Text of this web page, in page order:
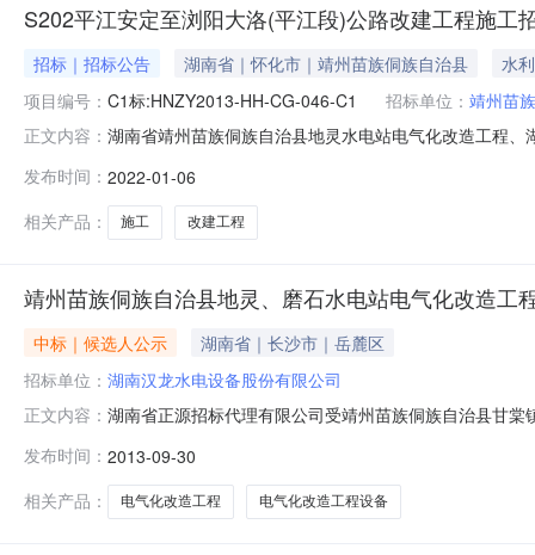
S202平江安定至浏阳大洛(平江段)公路改建工程施工
招标｜招标公告 湖南省｜怀化市｜靖州苗族侗族自治县
水
项目编号： C1标:HNZY2013-HH-CG-046-C1 招标单位： 靖州苗
正文内容： 湖南省靖州苗族侗族自治县地灵水电站电气化改造工程
分别为靖州苗族侗族自治县甘棠镇水利工作站、靖州苗
试及服务
发布时间： 2022-01-06
相关产品：
施工 改建工程
靖州苗族侗族自治县地灵、磨石水电站电气化改造工
中标｜候选人公示
湖南省｜长沙市｜岳麓区
招标单位： 湖南汉龙水电设备股份有限公司
正文内容： 湖南省正源招标代理有限公司受靖州苗族侗族自治县甘
高低排名公示如下:C1标靖州苗族侗族自治县地灵水电站
自治县磨石
发布时间： 2013-09-30
相关产品：
电气化改造工程 电气化改造工程设备